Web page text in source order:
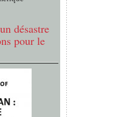
désastre
pour le